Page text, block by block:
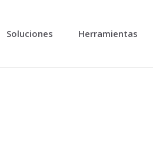
Soluciones Herramientas